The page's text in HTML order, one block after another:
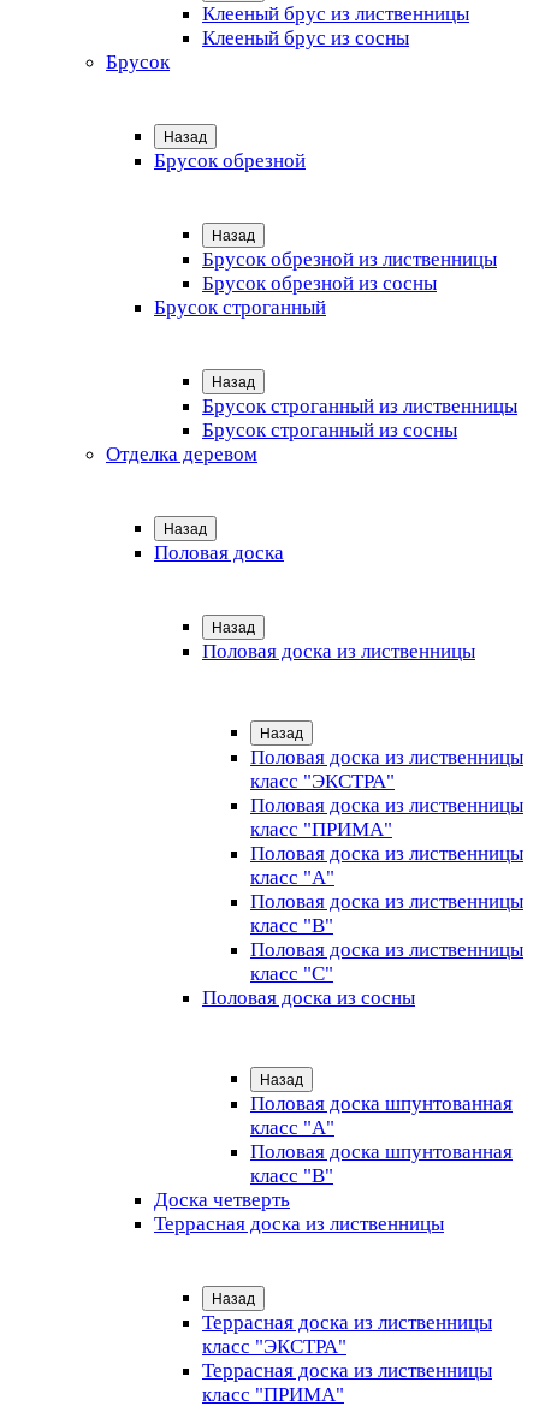
Клееный брус из лиственницы
Клееный брус из сосны
Брусок
Назад
Брусок обрезной
Назад
Брусок обрезной из лиственницы
Брусок обрезной из сосны
Брусок строганный
Назад
Брусок строганный из лиственницы
Брусок строганный из сосны
Отделка деревом
Назад
Половая доска
Назад
Половая доска из лиственницы
Назад
Половая доска из лиственницы
класс "ЭКСТРА"
Половая доска из лиственницы
класс "ПРИМА"
Половая доска из лиственницы
класс "А"
Половая доска из лиственницы
класс "B"
Половая доска из лиственницы
класс "C"
Половая доска из сосны
Назад
Половая доска шпунтованная
класс "А"
Половая доска шпунтованная
класс "B"
Доска четверть
Террасная доска из лиственницы
Назад
Террасная доска из лиственницы
класс "ЭКСТРА"
Террасная доска из лиственницы
класс "ПРИМА"